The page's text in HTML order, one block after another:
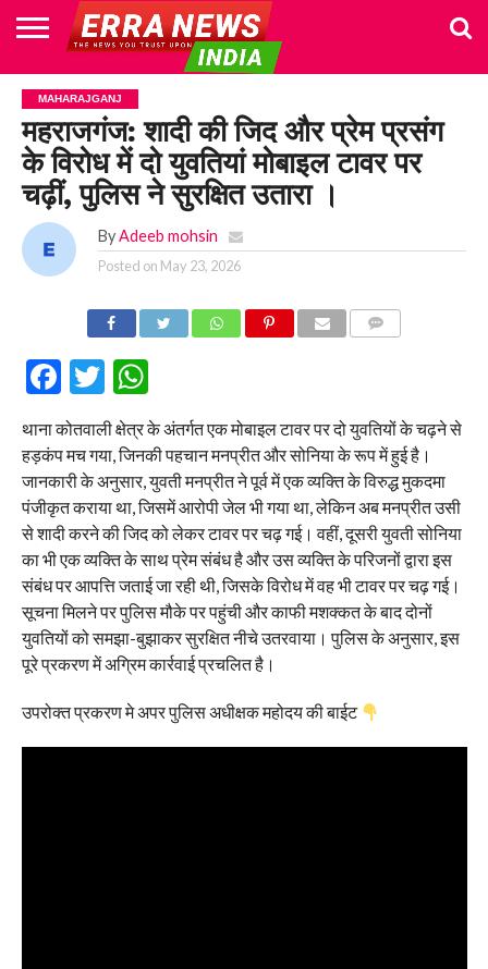
HOME
POLITICS
NEWS
BUSINESS
CULTURE
NATIONAL
SPORTS
LIFESTYLE
TRAVEL
OPINION
BREAKING
NEWS
ENTERTAINMENT
WORLD
CRIME
JOIN
US
MAHARAJGANJ
महराजगंज: शादी की जिद और प्रेम प्रसंग
के विरोध में दो युवतियां मोबाइल टावर पर
चढ़ीं, पुलिस ने सुरक्षित उतारा ।
By Adeeb mohsin
Posted on May 23, 2026
Facebook
Twitter
WhatsApp
थाना कोतवाली क्षेत्र के अंतर्गत एक मोबाइल टावर पर दो युवतियों के चढ़ने से
हड़कंप मच गया, जिनकी पहचान मनप्रीत और सोनिया के रूप में हुई है।
जानकारी के अनुसार, युवती मनप्रीत ने पूर्व में एक व्यक्ति के विरुद्ध मुकदमा
पंजीकृत कराया था, जिसमें आरोपी जेल भी गया था, लेकिन अब मनप्रीत उसी
से शादी करने की जिद को लेकर टावर पर चढ़ गई। वहीं, दूसरी युवती सोनिया
का भी एक व्यक्ति के साथ प्रेम संबंध है और उस व्यक्ति के परिजनों द्वारा इस
संबंध पर आपत्ति जताई जा रही थी, जिसके विरोध में वह भी टावर पर चढ़ गई।
सूचना मिलने पर पुलिस मौके पर पहुंची और काफी मशक्कत के बाद दोनों
युवतियों को समझा-बुझाकर सुरक्षित नीचे उतरवाया। पुलिस के अनुसार, इस
पूरे प्रकरण में अग्रिम कार्रवाई प्रचलित है।
उपरोक्त प्रकरण मे अपर पुलिस अधीक्षक महोदय की बाईट